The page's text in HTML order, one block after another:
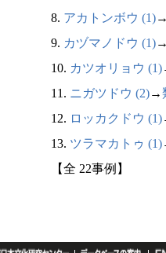
8. アカトンボウ (1)→
9. カヅマノドウ (1)→
10. カツオリョウ (1)
11. ニガツドウ (2)→
12. ロッカクドウ (1)
13. ツラマカトゥ (1)
【全 22事例】